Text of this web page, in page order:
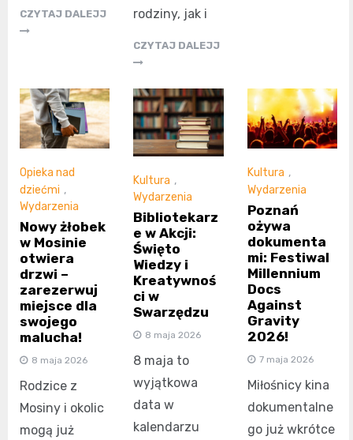
CZYTAJ DALEJJ
rodziny, jak i
CZYTAJ DALEJJ
Opieka nad
dziećmi ,
Wydarzenia
Nowy żłobek
w Mosinie
otwiera
drzwi –
zarezerwuj
miejsce dla
swojego
malucha!
8 maja 2026
Rodzice z
Mosiny i okolic
mogą już
Kultura ,
Wydarzenia
Bibliotekarz
e w Akcji:
Święto
Wiedzy i
Kreatywnoś
ci w
Swarzędzu
8 maja 2026
8 maja to
wyjątkowa
data w
kalendarzu
Kultura ,
Wydarzenia
Poznań
ożywa
dokumenta
mi: Festiwal
Millennium
Docs
Against
Gravity
2026!
7 maja 2026
Miłośnicy kina
dokumentalne
go już wkrótce